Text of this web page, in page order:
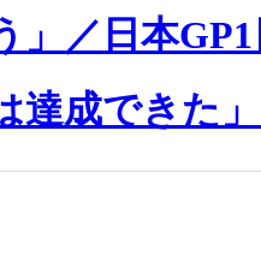
／日本GP1
成できた